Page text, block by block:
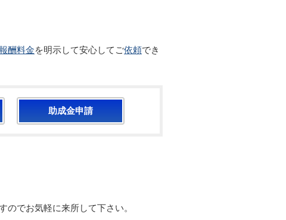
酬料金を明示して安心してご依頼でき
助成金申請
でお気軽に来所して下さい。